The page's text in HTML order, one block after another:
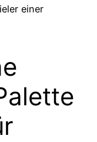
einer